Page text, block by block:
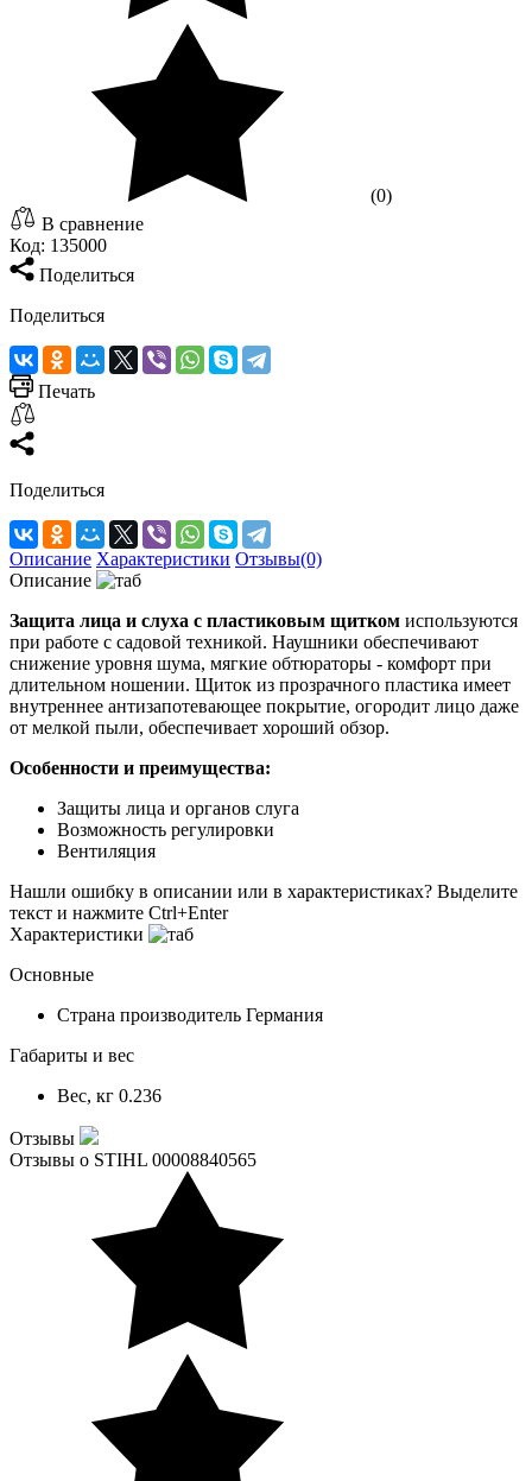
(0)
В сравнение
Код: 135000
Поделиться
Поделиться
Печать
Поделиться
Описание Характеристики Отзывы(0)
Описание
Защита лица и слуха с пластиковым щитком используются
при работе с садовой техникой. Наушники обеспечивают
снижение уровня шума, мягкие обтюраторы - комфорт при
длительном ношении. Щиток из прозрачного пластика имеет
внутреннее антизапотевающее покрытие, огородит лицо даже
от мелкой пыли, обеспечивает хороший обзор.
Особенности и преимущества:
Защиты лица и органов слуга
Возможность регулировки
Вентиляция
Нашли ошибку в описании или в характеристиках? Выделите
текст и нажмите Ctrl+Enter
Характеристики
Основные
Страна производитель Германия
Габариты и вес
Вес, кг 0.236
Отзывы
Отзывы о STIHL 00008840565